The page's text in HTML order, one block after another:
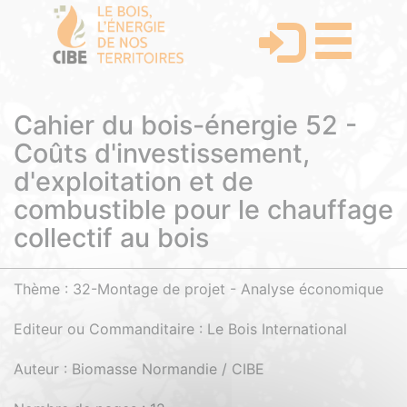
Cahier du bois-énergie 52 -
Coûts d'investissement,
d'exploitation et de
combustible pour le chauffage
collectif au bois
Thème : 32-Montage de projet - Analyse économique
Editeur ou Commanditaire : Le Bois International
Auteur : Biomasse Normandie / CIBE